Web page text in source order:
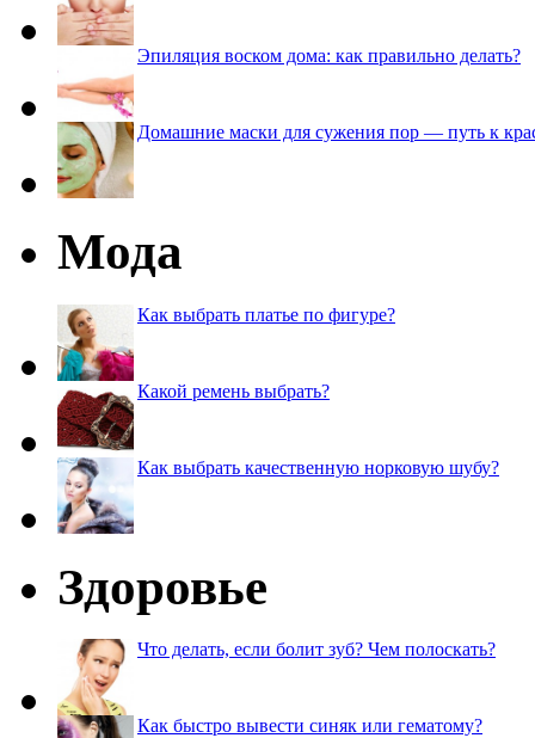
Эпиляция воском дома: как правильно делать?
Домашние маски для сужения пор — путь к
Мода
Как выбрать платье по фигуре?
Какой ремень выбрать?
Как выбрать качественную норковую шубу?
Здоровье
Что делать, если болит зуб? Чем полоскать?
Как быстро вывести синяк или гематому?